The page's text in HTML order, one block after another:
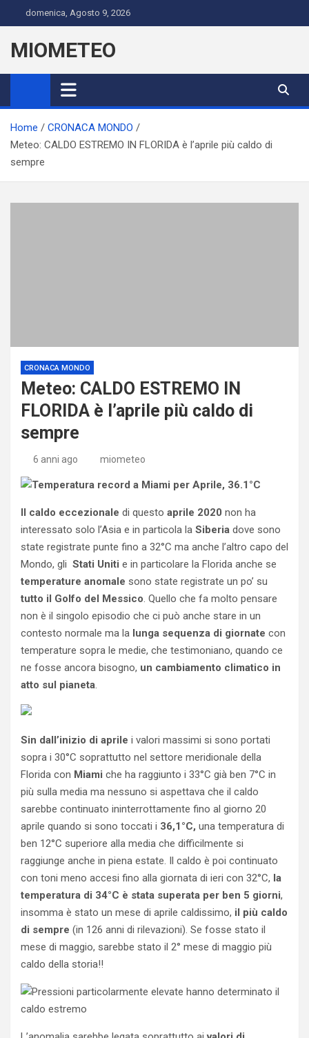
to
content
domenica, Agosto 9, 2026
MIOMETEO
Home
CRONACA MONDO
Meteo: CALDO ESTREMO IN FLORIDA è l’aprile più caldo di
sempre
CRONACA MONDO
Meteo: CALDO ESTREMO IN
FLORIDA è l’aprile più caldo di
sempre
6 anni ago miometeo
Il caldo eccezionale di questo aprile 2020 non ha
interessato solo l’Asia e in particola la Siberia dove sono
state registrate punte fino a 32°C ma anche l’altro capo del
Mondo, gli Stati Uniti e in particolare la Florida anche se
temperature anomale sono state registrate un po’ su
tutto il Golfo del Messico. Quello che fa molto pensare
non è il singolo episodio che ci può anche stare in un
contesto normale ma la lunga sequenza di giornate con
temperature sopra le medie, che testimoniano, quando ce
ne fosse ancora bisogno, un cambiamento climatico in
atto sul pianeta.
Sin dall’inizio di aprile i valori massimi si sono portati
sopra i 30°C soprattutto nel settore meridionale della
Florida con Miami che ha raggiunto i 33°C già ben 7°C in
più sulla media ma nessuno si aspettava che il caldo
sarebbe continuato ininterrottamente fino al giorno 20
aprile quando si sono toccati i 36,1°C, una temperatura di
ben 12°C superiore alla media che difficilmente si
raggiunge anche in piena estate. Il caldo è poi continuato
con toni meno accesi fino alla giornata di ieri con 32°C, la
temperatura di 34°C è stata superata per ben 5 giorni,
insomma è stato un mese di aprile caldissimo, il più caldo
di sempre (in 126 anni di rilevazioni). Se fosse stato il
mese di maggio, sarebbe stato il 2° mese di maggio più
caldo della storia!!